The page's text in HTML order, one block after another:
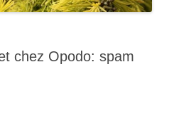
chez Opodo: spam